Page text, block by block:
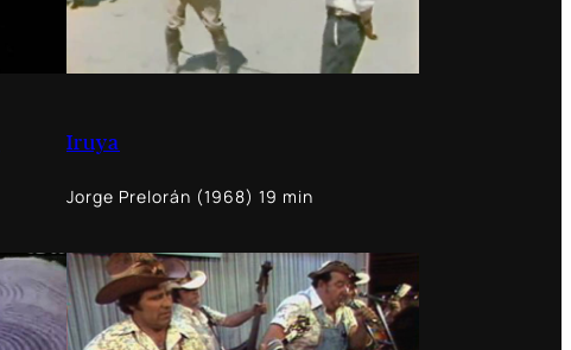
Iruya
Jorge Prelorán (1968) 19 min